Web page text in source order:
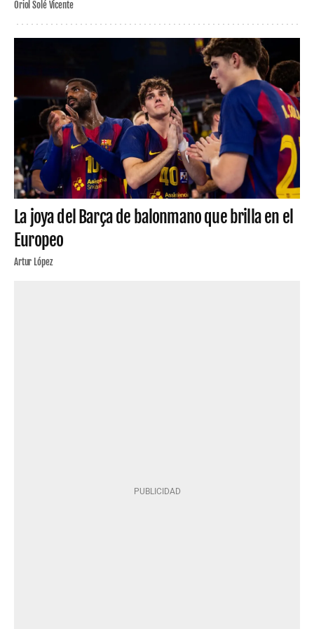
Oriol Solé Vicente
La joya del Barça de balonmano que brilla en el
Europeo
Artur López